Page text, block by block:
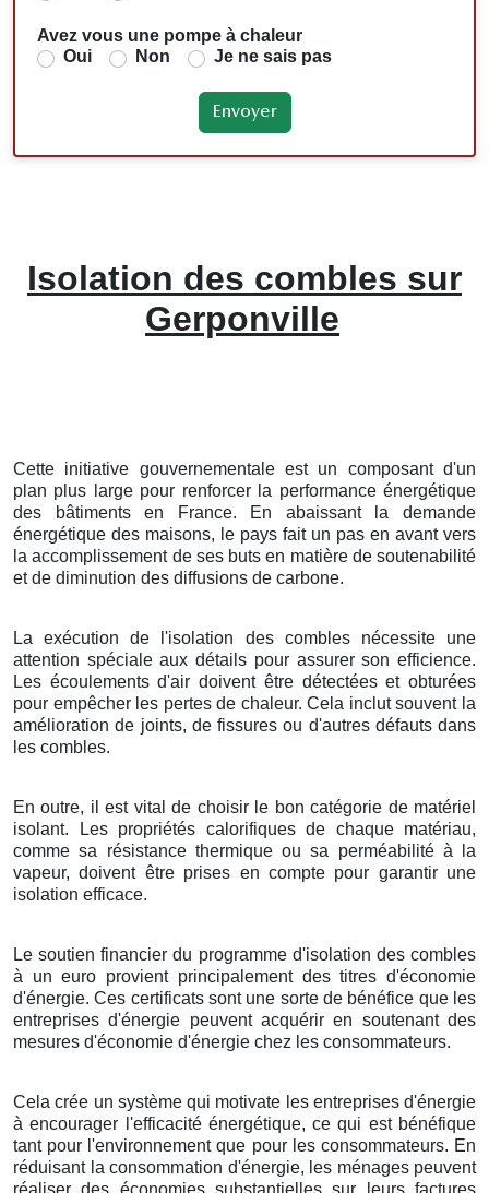
Avez vous une pompe à chaleur
Oui
Non Je ne sais pas
Isolation des combles sur
Gerponville
Cette initiative gouvernementale est un composant d'un
plan plus large pour renforcer la performance énergétique
des bâtiments en France. En abaissant la demande
énergétique des maisons, le pays fait un pas en avant vers
la accomplissement de ses buts en matière de soutenabilité
et de diminution des diffusions de carbone.
La exécution de l'isolation des combles nécessite une
attention spéciale aux détails pour assurer son efficience.
Les écoulements d'air doivent être détectées et obturées
pour empêcher les pertes de chaleur. Cela inclut souvent la
amélioration de joints, de fissures ou d'autres défauts dans
les combles.
En outre, il est vital de choisir le bon catégorie de matériel
isolant. Les propriétés calorifiques de chaque matériau,
comme sa résistance thermique ou sa perméabilité à la
vapeur, doivent être prises en compte pour garantir une
isolation efficace.
Le soutien financier du programme d'isolation des combles
à un euro provient principalement des titres d'économie
d'énergie. Ces certificats sont une sorte de bénéfice que les
entreprises d'énergie peuvent acquérir en soutenant des
mesures d'économie d'énergie chez les consommateurs.
Cela crée un système qui motivate les entreprises d'énergie
à encourager l'efficacité énergétique, ce qui est bénéfique
tant pour l'environnement que pour les consommateurs. En
réduisant la consommation d'énergie, les ménages peuvent
réaliser des économies substantielles sur leurs factures